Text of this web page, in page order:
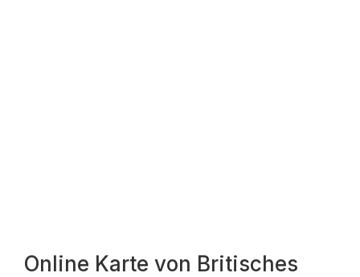
Online Karte von Britisches